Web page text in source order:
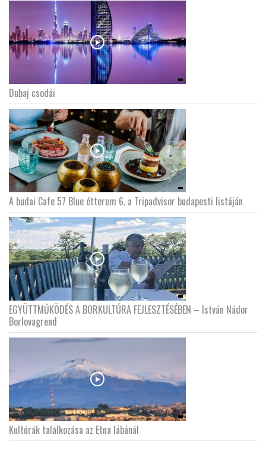
Dubaj csodái
A budai Cafe 57 Blue étterem 6. a Tripadvisor budapesti listáján
EGYÜTTMŰKÖDÉS A BORKULTÚRA FEJLESZTÉSÉBEN – István Nádor
Borlovagrend
Kultúrák találkozása az Etna lábánál